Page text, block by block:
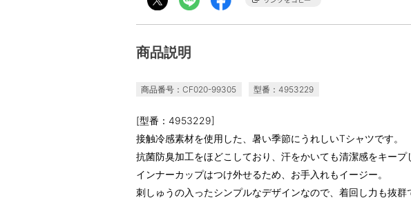
商品説明
商品番号：CF020-99305 型番：4953229
[型番：4953229]
接触冷感素材を使用した、暑い季節にうれしいTシャツです。
抗菌防臭加工をほどこしており、汗をかいても清潔感をキープ
インナーカップはつけ外せるため、お手入れもイージー。
刺しゅうの入ったシンプルなデザインなので、着回し力も抜群